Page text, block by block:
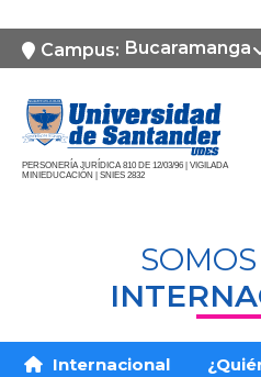
Campus: Bucaramanga
PERSONERÍA JURÍDICA 810 DE 12/03/96 | VIGILADA
MINIEDUCACIÓN | SNIES 2832
Internacional